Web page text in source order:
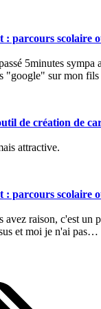
: parcours scolaire
5minutes sympa
"google" sur mon
de création de
attractive.
: parcours scolaire
raison, c'est un
et moi je n'ai pas…